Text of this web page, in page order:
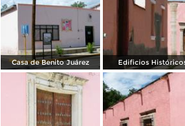
Casa de Benito Juárez Edificios